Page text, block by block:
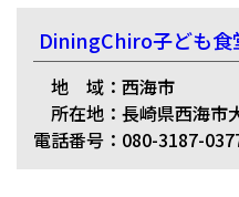
DiningChiro子ども食
地 域：西海市
所在地：長崎県西海市
電話番号：080-3187-